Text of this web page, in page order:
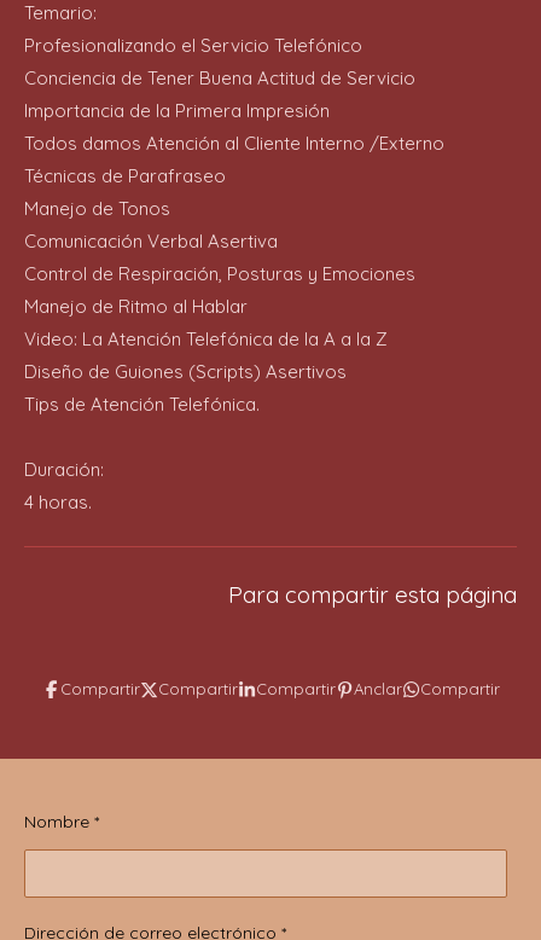
Temario:
Profesionalizando el Servicio Telefónico
Conciencia de Tener Buena Actitud de Servicio
Importancia de la Primera Impresión
Todos damos Atención al Cliente Interno /Externo
Técnicas de Parafraseo
Manejo de Tonos
Comunicación Verbal Asertiva
Control de Respiración, Posturas y Emociones
Manejo de Ritmo al Hablar
Video: La Atención Telefónica de la A a la Z
Diseño de Guiones (Scripts) Asertivos
Tips de Atención Telefónica.
Duración:
4 horas.
Para compartir esta página
Compartir Compartir Compartir Anclar Compartir
Nombre *
Dirección de correo electrónico *